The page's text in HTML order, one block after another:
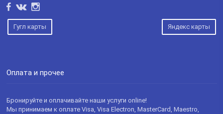
Гугл карты Яндекс карты
Оплата и прочее
Бронируйте и оплачивайте наши услуги online!
Мы принимаем к оплате Visa, Visa Electron, MasterCard, Maestro,